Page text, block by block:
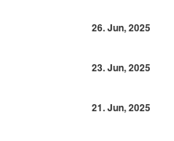
26. Jun, 2025
23. Jun, 2025
21. Jun, 2025